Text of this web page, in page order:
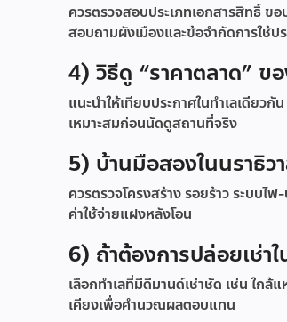
ควรตรวจสอบประเภทเอกสารสิทธิ์ ข
สอบถามผังเมืองและข้อจำกัดการใช้ป
4) วิธีดู “ราคาตลาด” ข
แนะนำให้เทียบประกาศในทำเลเดียว
เหมาะสมก่อนนัดดูสถานที่จริง
5) บ้านมือสองในนราธิว
ควรตรวจโครงสร้าง รอยร้าว ระบบไ
ค่าใช้จ่ายแฝงหลังโอน
6) ถ้าต้องการปล่อยเช่า
เลือกทำเลที่มีดีมานด์เช่าชัด เช่น ใก
เคียงเพื่อคำนวณผลตอบแทน